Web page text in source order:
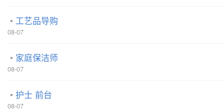
工艺品导购
08-07
家庭保洁师
08-07
护士 前台
08-07